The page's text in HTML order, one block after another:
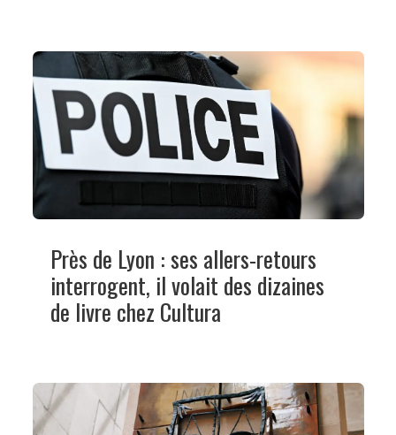
Près de Lyon : ses allers-retours
interrogent, il volait des dizaines
de livre chez Cultura